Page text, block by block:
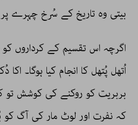
بیتی وہ تاریخ کے سُرخ چہرے
اگرچہ اس تقسیم کے کرداروں
اُتھل پُتھل کا انجام کیا ہوگا۔
بربریت کو روکنے کی کوشش تو
کہ نفرت اور لوٹ مار کی آگ